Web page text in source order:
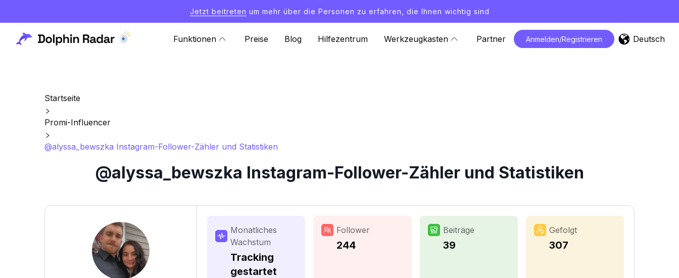
Jetzt beitreten um mehr über die Personen zu erfahren, die Ihnen wichtig sind
Funktionen Preise Blog Hilfezentrum Werkzeugkasten Partner Anmelden/Registrieren Deutsch
Startseite
Promi-Influencer
@alyssa_bewszka Instagram-Follower-Zähler und Statistiken
@alyssa_bewszka Instagram-Follower-Zähler und Statistiken
Monatliches
Wachstum
Tracking
gestartet
Follower
244
Beiträge
39
Gefolgt
307